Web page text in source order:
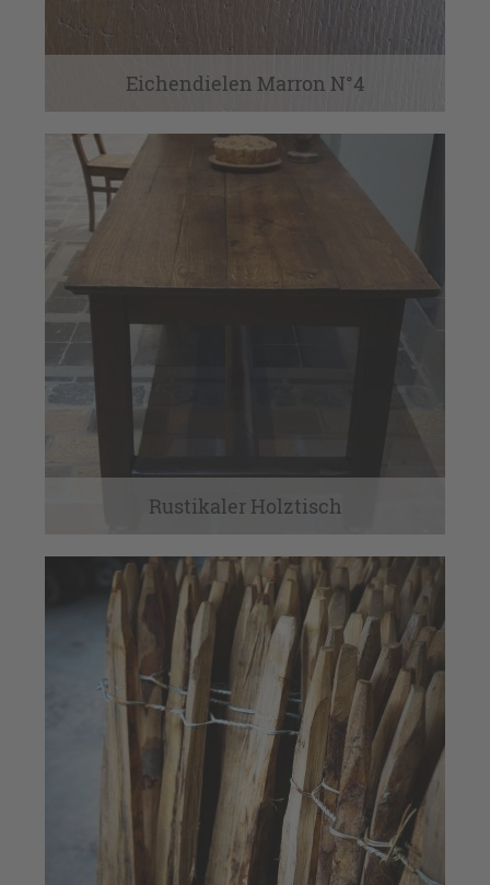
Eichendielen Marron N°4
Rustikaler Holztisch